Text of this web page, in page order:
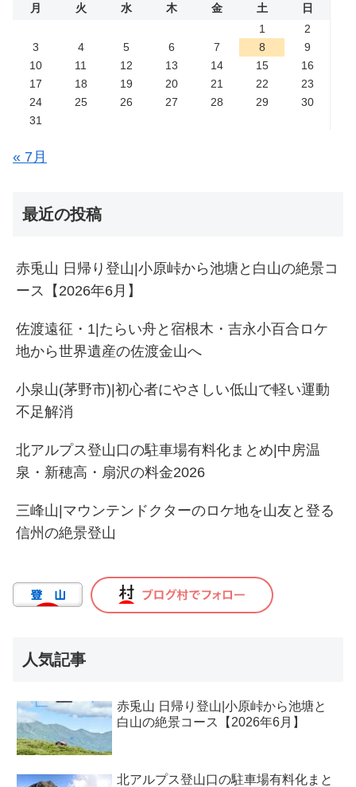
月 火 水 木 金 土
日
1
2
3
4 5 6 7 8
9
10
11 12 13 14 15
16
17
18 19 20 21 22
23
24
25 26 27 28 29
30
31
« 7月
最近の投稿
赤兎山 日帰り登山|小原峠から池塘と白山の絶景コ
ース【2026年6月】
佐渡遠征・1|たらい舟と宿根木・吉永小百合ロケ
地から世界遺産の佐渡金山へ
小泉山(茅野市)|初心者にやさしい低山で軽い運動
不足解消
北アルプス登山口の駐車場有料化まとめ|中房温
泉・新穂高・扇沢の料金2026
三峰山|マウンテンドクターのロケ地を山友と登る
信州の絶景登山
人気記事
赤兎山 日帰り登山|小原峠から池塘と
白山の絶景コース【2026年6月】
北アルプス登山口の駐車場有料化まと